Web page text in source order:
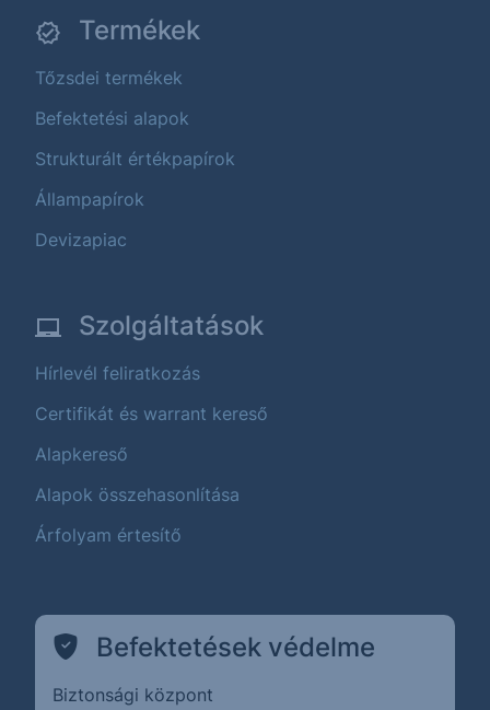
Termékek
Tőzsdei termékek
Befektetési alapok
Strukturált értékpapírok
Állampapírok
Devizapiac
Szolgáltatások
Hírlevél feliratkozás
Certifikát és warrant kereső
Alapkereső
Alapok összehasonlítása
Árfolyam értesítő
Befektetések védelme
Biztonsági központ